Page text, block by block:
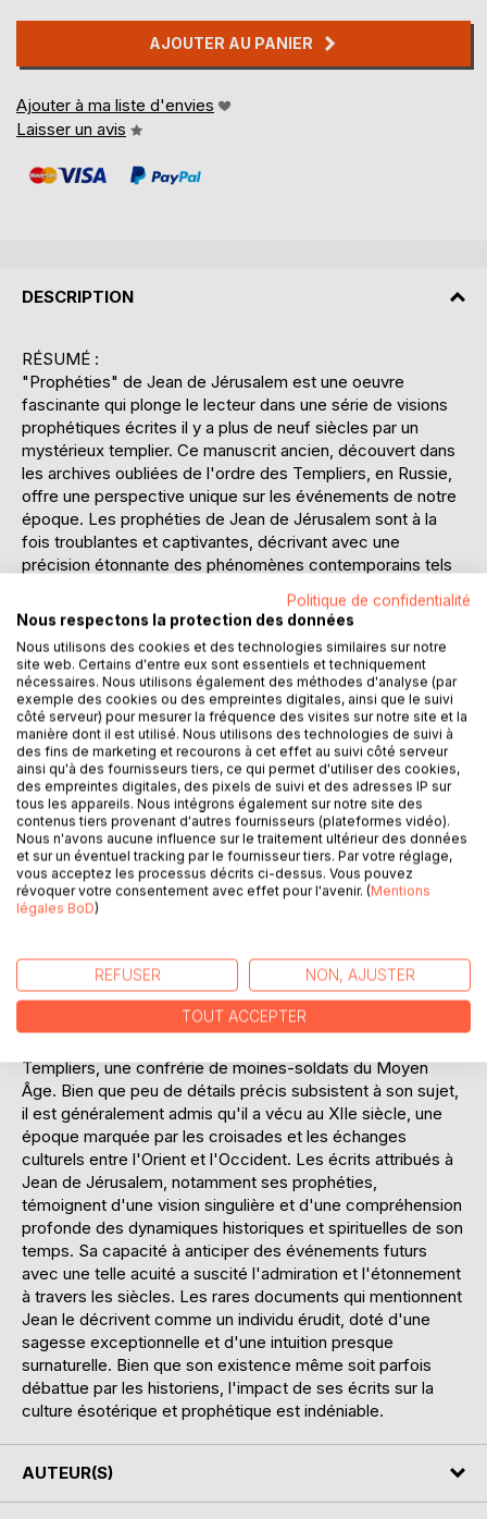
AJOUTER AU PANIER
Ajouter à ma liste d'envies
Laisser un avis
DESCRIPTION
RÉSUMÉ :
"Prophéties" de Jean de Jérusalem est une oeuvre
fascinante qui plonge le lecteur dans une série de visions
prophétiques écrites il y a plus de neuf siècles par un
mystérieux templier. Ce manuscrit ancien, découvert dans
les archives oubliées de l'ordre des Templiers, en Russie,
offre une perspective unique sur les événements de notre
époque. Les prophéties de Jean de Jérusalem sont à la
fois troublantes et captivantes, décrivant avec une
précision étonnante des phénomènes contemporains tels
technologiques, et les tensions géopolitiques. Chaque
chapitre de ce livre est une fenêtre sur l'avenir, révélant
des prédictions qui semblent défier le temps et l'espace.
Le texte, rédigé dans un style ancien mais accessible,
invite le lecteur à une réflexion profonde sur le destin de
l'humanité. En naviguant à travers les visions de Jean, on se
retrouve confronté à des questions existentielles sur notre
place dans le monde et notre capacité à influencer l'avenir.
"Prophéties" n'est pas simplement un recueil de
prédictions; c'est un appel à la conscience collective, une
invitation à envisager les conséquences de nos actions
présentes sur les générations futures. Ce livre est une
exploration intellectuelle qui interpelle autant qu'elle
émerveille, offrant une lecture riche en enseignements
secrets de l'histoire.
L'AUTEUR :
Jean de Jérusalem, dont la vie demeure en grande partie
Templiers, une confrérie de moines-soldats du Moyen
Âge. Bien que peu de détails précis subsistent à son sujet,
il est généralement admis qu'il a vécu au XIIe siècle, une
époque marquée par les croisades et les échanges
culturels entre l'Orient et l'Occident. Les écrits attribués à
Jean de Jérusalem, notamment ses prophéties,
témoignent d'une vision singulière et d'une compréhension
profonde des dynamiques historiques et spirituelles de son
temps. Sa capacité à anticiper des événements futurs
avec une telle acuité a suscité l'admiration et l'étonnement
à travers les siècles. Les rares documents qui mentionnent
Jean le décrivent comme un individu érudit, doté d'une
sagesse exceptionnelle et d'une intuition presque
surnaturelle. Bien que son existence même soit parfois
débattue par les historiens, l'impact de ses écrits sur la
culture ésotérique et prophétique est indéniable.
AUTEUR(S)
Politique de confidentialité
Nous respectons la protection des données
Nous utilisons des cookies et des technologies similaires sur notre
site web. Certains d'entre eux sont essentiels et techniquement
nécessaires. Nous utilisons également des méthodes d'analyse (par
exemple des cookies ou des empreintes digitales, ainsi que le suivi
côté serveur) pour mesurer la fréquence des visites sur notre site et la
manière dont il est utilisé. Nous utilisons des technologies de suivi à
des fins de marketing et recourons à cet effet au suivi côté serveur
ainsi qu'à des fournisseurs tiers, ce qui permet d'utiliser des cookies,
des empreintes digitales, des pixels de suivi et des adresses IP sur
tous les appareils. Nous intégrons également sur notre site des
contenus tiers provenant d'autres fournisseurs (plateformes vidéo).
Nous n'avons aucune influence sur le traitement ultérieur des données
et sur un éventuel tracking par le fournisseur tiers. Par votre réglage,
vous acceptez les processus décrits ci-dessus. Vous pouvez
révoquer votre consentement avec effet pour l'avenir. (Mentions
légales BoD)
REFUSER NON, AJUSTER
TOUT ACCEPTER